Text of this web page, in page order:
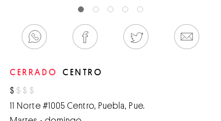
CERRADO CENTRO
$ $ $ $
11 Norte #1005 Centro, Puebla, Pue.